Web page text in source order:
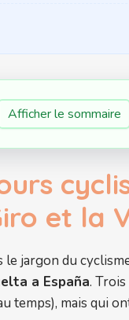
Afficher le sommaire
et la
le jargon du
a España.
temps), mais qui